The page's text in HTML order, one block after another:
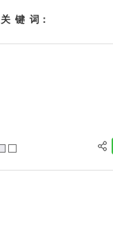
关 键 词：